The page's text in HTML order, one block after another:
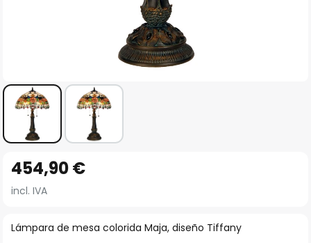
comienzo
laLámpara de mesa colorida Maja, diseño Tiffany
454,90 €
incl. IVA